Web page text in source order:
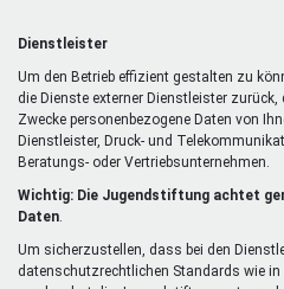
Dienstleister
Um den Betrieb effizient gestalten zu
die Dienste externer Dienstleister
Zwecke personenbezogene Daten von
Dienstleister, Druck- und
Beratungs- oder Vertriebsunternehmen.
Wichtig: Die Jugendstiftung achtet
Daten
Um sicherzustellen, dass bei den
datenschutzrechtlichen Standards wie